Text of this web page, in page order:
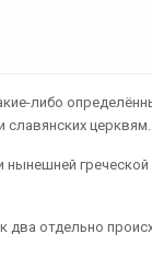
либо
славянских церквям.
два отдельно